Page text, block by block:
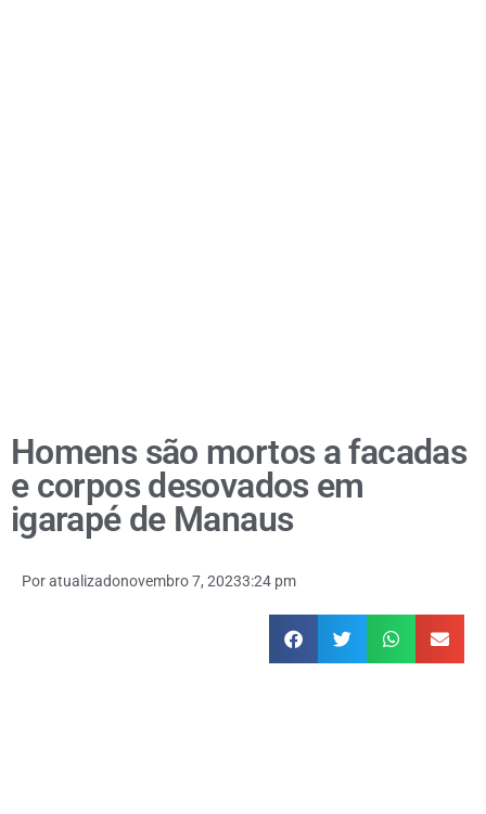
Homens são mortos a facadas
e corpos desovados em
igarapé de Manaus
Poratualizadonovembro 7, 20233:24 pm